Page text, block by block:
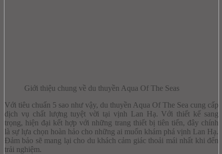
Giới thiệu chung về du thuyền Aqua Of The Seas
Với tiêu chuẩn 5 sao như vậy, du thuyền Aqua Of The Sea cung cấp
dịch vụ chất lượng tuyệt vời tại vịnh Lan Hạ. Với thiết kế sang
trọng, hiện đại kết hợp với những trang thiết bị tiên tiến, đây chính
là sự lựa chọn hoàn hảo cho những ai muốn khám phá vịnh Lan Hạ.
Đảm bảo sẽ mang lại cho du khách cảm giác thoải mái nhất khi đến
trải nghiệm.